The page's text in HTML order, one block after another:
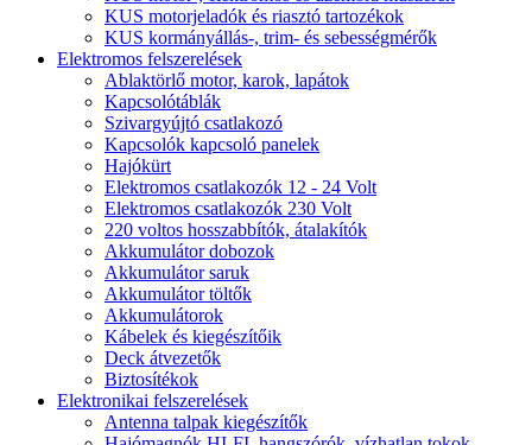
KUS motorjeladók és riasztó tartozékok
KUS kormányállás-, trim- és sebességmérők
Elektromos felszerelések
Ablaktörlő motor, karok, lapátok
Kapcsolótáblák
Szivargyújtó csatlakozó
Kapcsolók kapcsoló panelek
Hajókürt
Elektromos csatlakozók 12 - 24 Volt
Elektromos csatlakozók 230 Volt
220 voltos hosszabbítók, átalakítók
Akkumulátor dobozok
Akkumulátor saruk
Akkumulátor töltők
Akkumulátorok
Kábelek és kiegészítőik
Deck átvezetők
Biztosítékok
Elektronikai felszerelések
Antenna talpak kiegészítők